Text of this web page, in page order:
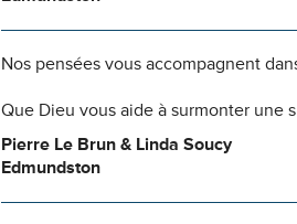
Nos pensées vous accompagnent
Que Dieu vous aide à surmonter une
Pierre Le Brun & Linda Soucy
Edmundston